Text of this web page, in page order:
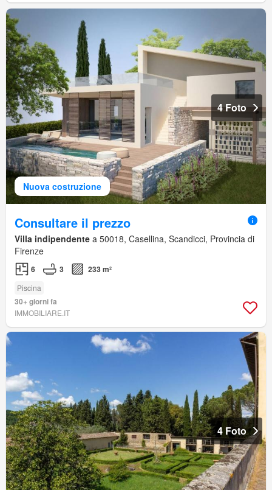
Nuova costruzione
4 Foto
Consultare il prezzo
Villa indipendente a 50018, Casellina, Scandicci, Provincia di
Firenze
6 3 233 m²
Piscina
30+ giorni fa
IMMOBILIARE.IT
4 Foto